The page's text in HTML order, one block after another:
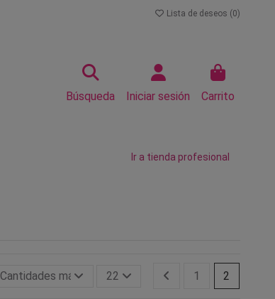
Lista de deseos (0)
Búsqueda Iniciar sesión Carrito
Ir a tienda profesional
Cantidades más grandes primero
22 1 2